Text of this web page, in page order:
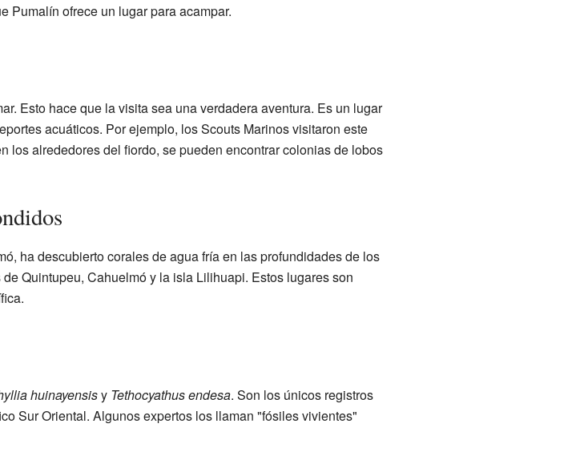
Pumalín ofrece un lugar para acampar.
Esto hace que la visita sea una verdadera aventura. Es un lugar
acuáticos. Por ejemplo, los Scouts Marinos visitaron este
los alrededores del fiordo, se pueden encontrar colonias de lobos
ha descubierto corales de agua fría en las profundidades de los
Quintupeu, Cahuelmó y la isla Lilihuapi. Estos lugares son
huinayensisy Tethocyathus endesa. Son los únicos registros
Sur Oriental. Algunos expertos los llaman "fósiles vivientes"